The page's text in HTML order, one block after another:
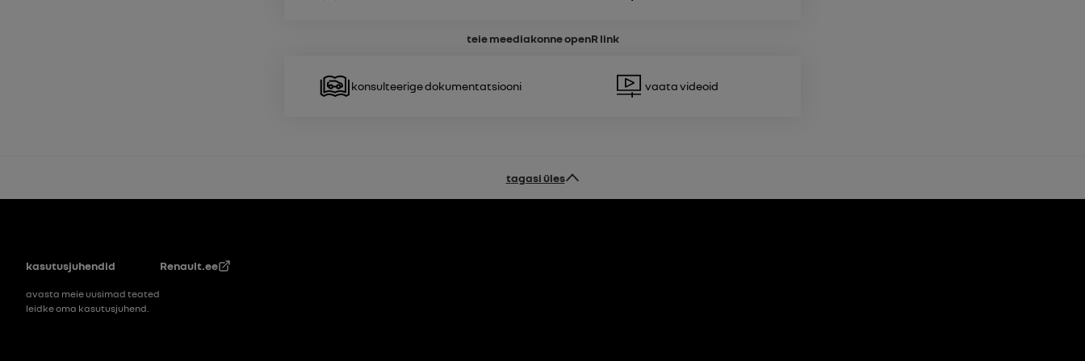
teie meediakonneopenR link
Konsulteerige dokumentatsiooni Vaata videoid
tagasi üles
Jalus
kasutusjuhendid
avasta meie uusimad teated
leidke oma kasutusjuhend.
Renault.ee